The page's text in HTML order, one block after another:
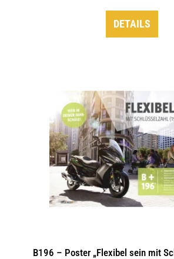
DETAILS
B196 – Poster „Flexibel sein mit